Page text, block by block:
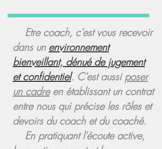
Etre coach, c'est vous recevoir
dans un environnement
bienveillant, dénué de jugement
et confidentiel. C'est aussiposer
un cadreen établissant un contrat
entre nous qui précise les rôles et
devoirs du coach et du coaché.
En pratiquant l'écoute active,